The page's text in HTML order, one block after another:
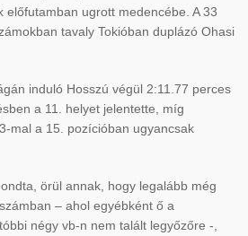
előfutamban ugrott medencébe. A 33
tavaly Tokióban duplázó Ohasi
induló Hosszú végül 2:11.77 perces
a 11. helyet jelentette, míg
mal a 15. pozícióban ugyancsak
örül annak, hogy legalább még
– ahol egyébként ő a
négy vb-n nem talált legyőzőre -,